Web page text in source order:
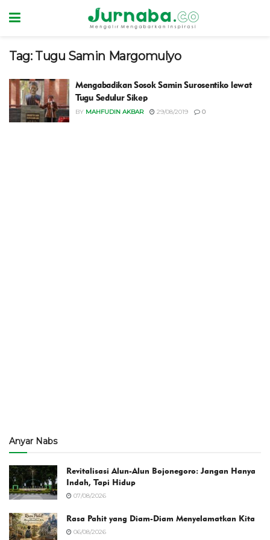
Tag: Tugu Samin Margomulyo
Mengabadikan Sosok Samin Surosentiko lewat
Tugu Sedulur Sikep
BY MAHFUDIN AKBAR 29/08/2019 0
Anyar Nabs
Revitalisasi Alun-Alun Bojonegoro: Jangan Hanya
Indah, Tapi Hidup
07/08/2026
Rasa Pahit yang Diam-Diam Menyelamatkan Kita
06/08/2026